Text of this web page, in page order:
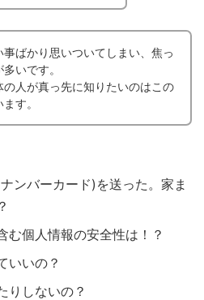
事ばかり思いついてしまい、焦っ
いです。
の人が真っ先に知りたいのはこの
す。
ンバーカード)を送った。家ま
む個人情報の安全性は！？
いいの？
りしないの？